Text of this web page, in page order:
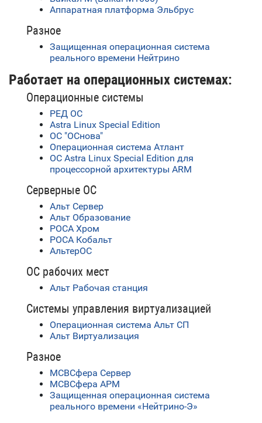
Аппаратная платформа Эльбрус
Разное
Защищенная операционная система
реального времени Нейтрино
Работает на операционных системах:
Операционные системы
РЕД ОС
Astra Linux Special Edition
ОС "ОСнова"
Операционная система Атлант
ОС Astra Linux Special Edition для
процессорной архитектуры ARM
Серверные ОС
Альт Сервер
Альт Образование
РОСА Хром
РОСА Кобальт
АльтерОС
ОС рабочих мест
Альт Рабочая станция
Системы управления виртуализацией
Операционная система Альт СП
Альт Виртуализация
Разное
МСВСфера Сервер
МСВСфера АРМ
Защищенная операционная система
реального времени «Нейтрино-Э»